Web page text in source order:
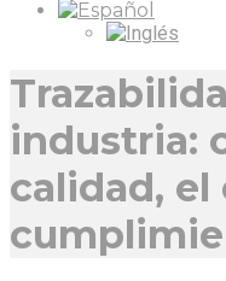
industria:
calidad,